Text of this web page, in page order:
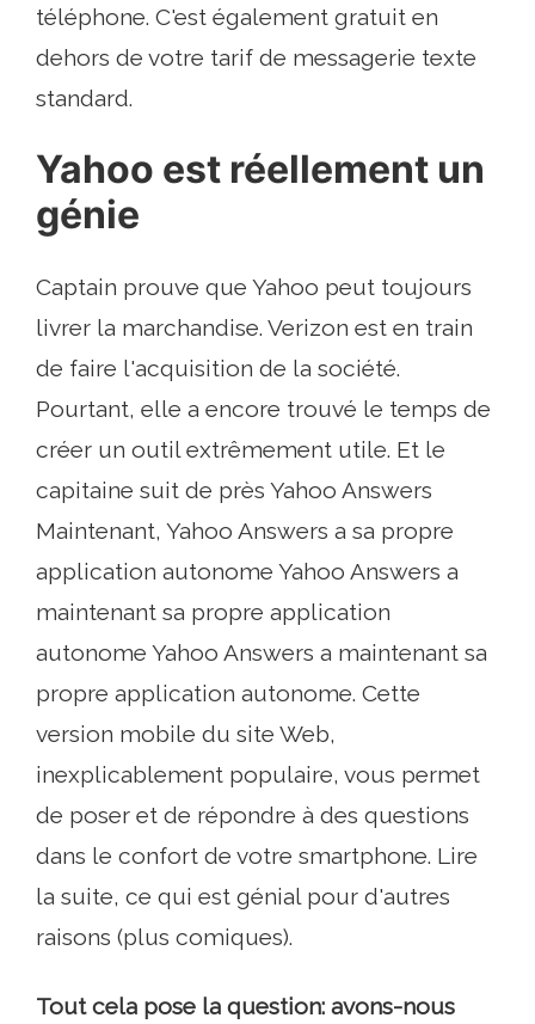
téléphone. C'est également gratuit en
dehors de votre tarif de messagerie texte
standard.
Yahoo est réellement un
génie
Captain prouve que Yahoo peut toujours
livrer la marchandise. Verizon est en train
de faire l'acquisition de la société.
Pourtant, elle a encore trouvé le temps de
créer un outil extrêmement utile. Et le
capitaine suit de près Yahoo Answers
Maintenant, Yahoo Answers a sa propre
application autonome Yahoo Answers a
maintenant sa propre application
autonome Yahoo Answers a maintenant sa
propre application autonome. Cette
version mobile du site Web,
inexplicablement populaire, vous permet
de poser et de répondre à des questions
dans le confort de votre smartphone. Lire
la suite, ce qui est génial pour d'autres
raisons (plus comiques).
Tout cela pose la question: avons-nous